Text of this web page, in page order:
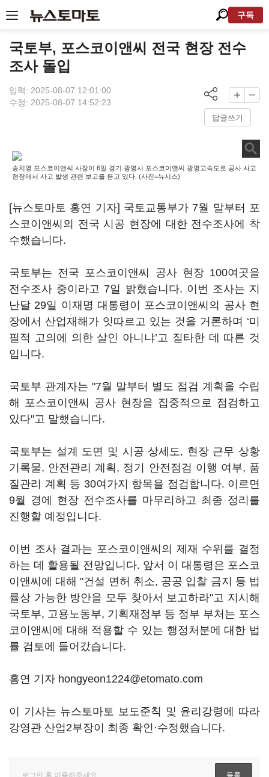
구독
국토부, 포스코이앤씨 전국 현장 전수
조사 돌입
입력: 2025-08-07 12:01:00
수정: 2025-08-07 14:52:23
답글쓰기
송치영 포스코이앤씨 사장이 6일 경기 광명시 포스코이앤씨 광명고속도로 공사 사고
현장에서 사고 발생 관련 보고를 듣고 있다. (사진=뉴시스)
[뉴스토마토 홍연 기자] 국토교통부가 7월 말부터 포
스코이앤씨의 전국 시공 현장에 대한 전수조사에 착
수했습니다.
국토부는 전국 포스코이앤씨 공사 현장 100여곳을
전수조사 중이라고 7일 밝혔습니다. 이번 조사는 지
난달 29일 이재명 대통령이 포스코이앤씨의 공사 현
장에서 산업재해가 잇따르고 있는 것을 거론하며 ‘미
필적 고의에 의한 살인 아니냐’고 질타한 데 따른 것
입니다.
국토부 관계자는 "7월 말부터 별도 점검 계획을 수립
해 포스코이앤씨 공사 현장을 집중적으로 점검하고
있다"고 말했습니다.
국토부는 설계 도면 및 시공 상세도, 현장 근무 상황
기록물, 안전관리 계획, 정기 안전점검 이행 여부, 품
질관리 계획 등 30여가지 항목을 점검합니다. 이르면
9월 경에 현장 전수조사를 마무리하고 최종 정리를
진행할 예정입니다.
이번 조사 결과는 포스코이앤씨의 제재 수위를 결정
하는 데 활용될 전망입니다. 앞서 이 대통령은 포스코
이앤씨에 대해 "건설 면허 취소, 공공 입찰 금지 등 법
률상 가능한 방안을 모두 찾아서 보고하라"고 지시해
국토부, 고용노동부, 기획재정부 등 정부 부처는 포스
코이앤씨에 대해 적용할 수 있는 행정처분에 대한 법
률 검토에 들어갔습니다.
홍연 기자 hongyeon1224@etomato.com
이 기사는 뉴스토마토 보도준칙 및 윤리강령에 따라
강영관 산업2부장이 최종 확인·수정했습니다.